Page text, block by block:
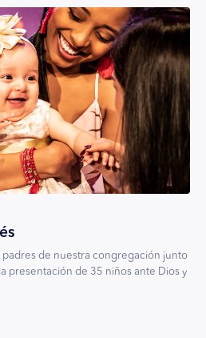
padres de nuestra congregación junto
presentación de 35 niños ante Dios y